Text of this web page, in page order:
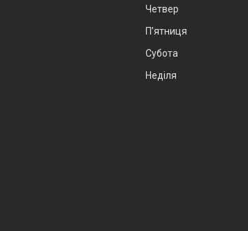
Четвер
Пʼятниця
Субота
Неділя